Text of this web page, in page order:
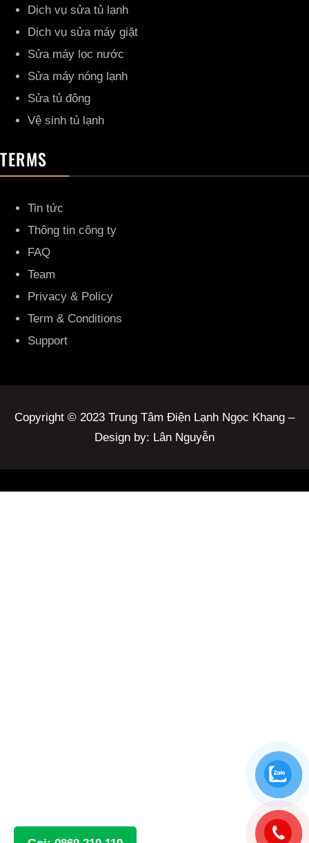
Dịch vụ sửa tủ lạnh
Dịch vụ sửa máy giặt
Sửa máy lọc nước
Sửa máy nóng lạnh
Sửa tủ đông
Vệ sinh tủ lạnh
TERMS
Tin tức
Thông tin công ty
FAQ
Team
Privacy & Policy
Term & Conditions
Support
Copyright © 2023 Trung Tâm Điện Lạnh Ngọc Khang –
Design by: Lân Nguyễn